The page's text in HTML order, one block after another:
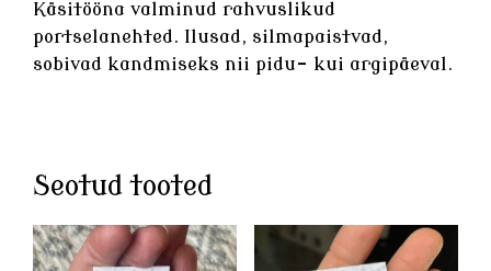
Käsitööna valminud rahvuslikud
portselanehted. Ilusad, silmapaistvad,
sobivad kandmiseks nii pidu- kui argipäeval.
Seotud tooted